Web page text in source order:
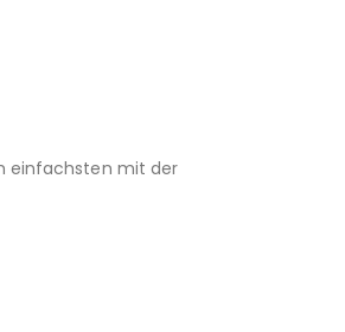
einfachsten mit der